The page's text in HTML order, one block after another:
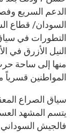
الدعم السريع
السودان/ قطاع
التطورات في
النيل الأزرق في
منها إلى ساحة
المواطنين
سياق الصراع
يتسم المشهد
فالجيش